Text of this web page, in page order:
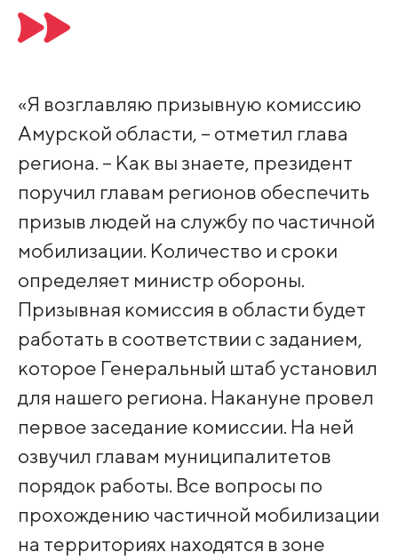
«Я возглавляю призывную комиссию
Амурской области, – отметил глава
региона. – Как вы знаете, президент
поручил главам регионов обеспечить
призыв людей на службу по частичной
мобилизации. Количество и сроки
определяет министр обороны.
Призывная комиссия в области будет
работать в соответствии с заданием,
которое Генеральный штаб установил
для нашего региона. Накануне провел
первое заседание комиссии. На ней
озвучил главам муниципалитетов
порядок работы. Все вопросы по
прохождению частичной мобилизации
на территориях находятся в зоне